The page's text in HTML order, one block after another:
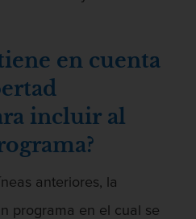
del DMV
con presencia
en cuenta
incluir al
anteriores, la
programa en el cual se